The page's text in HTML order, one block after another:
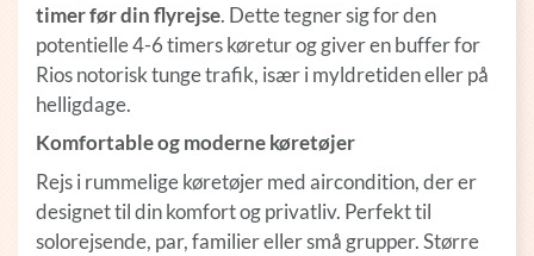
timer før din flyrejse. Dette tegner sig for den
potentielle 4-6 timers køretur og giver en buffer for
Rios notorisk tunge trafik, især i myldretiden eller på
helligdage.
Komfortable og moderne køretøjer
Rejs i rummelige køretøjer med aircondition, der er
designet til din komfort og privatliv. Perfekt til
solorejsende, par, familier eller små grupper. Større